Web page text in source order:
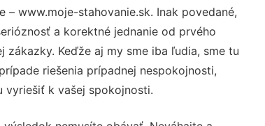
www.moje-stahovanie.sk. Inak povedané,
a korektné jednanie od prvého
Keďže aj my sme iba ľudia, sme tu
riešenia prípadnej nespokojnosti,
vyriešiť k vašej spokojnosti.